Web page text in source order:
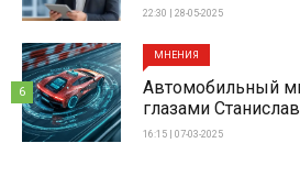
22:30 | 28-05-2025
МНЕНИЯ
Автомобильный
глазами
16:15 | 07-03-2025
6